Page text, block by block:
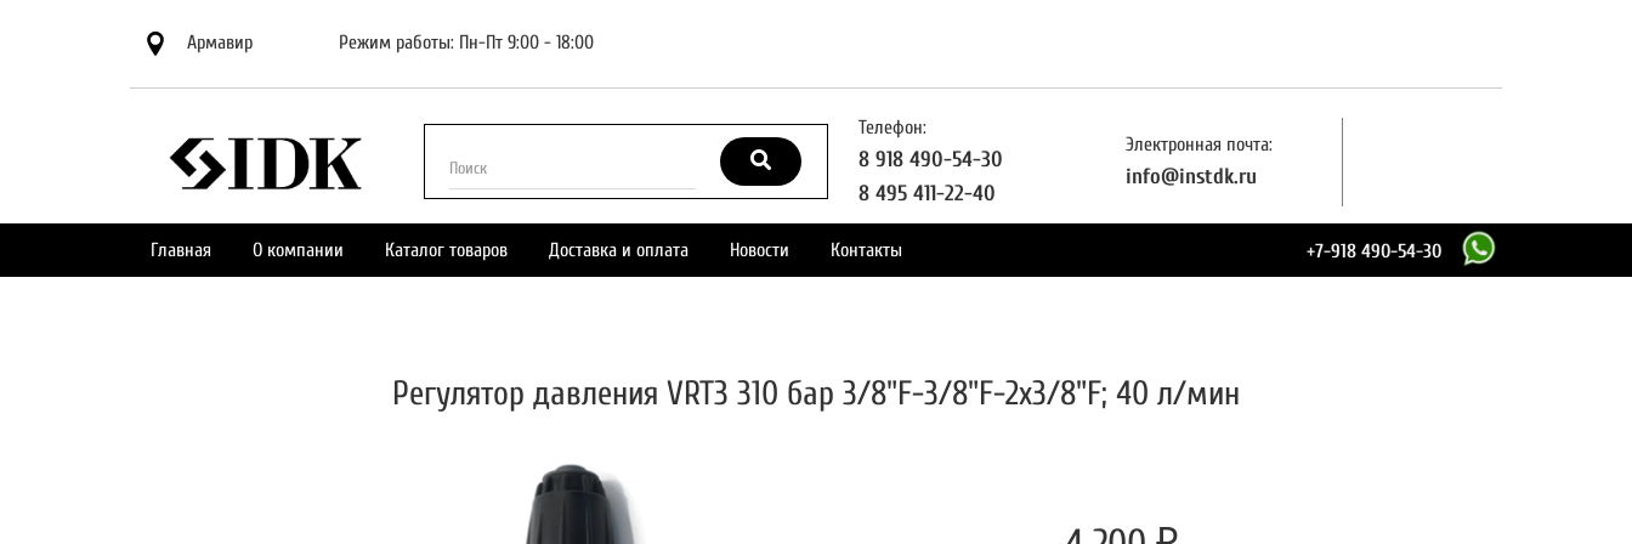
Армавир Режим работы: Пн-Пт 9:00 - 18:00
Поиск
Телефон:
8 918 490-54-30
8 495 411-22-40
Электронная почта:
info@instdk.ru
Главная О компании Каталог товаров Доставка и оплата Новости Контакты +7-918 490-54-30
Регулятор давления VRT3 310 бар 3/8"F-3/8"F-2x3/8"F; 40 л/мин